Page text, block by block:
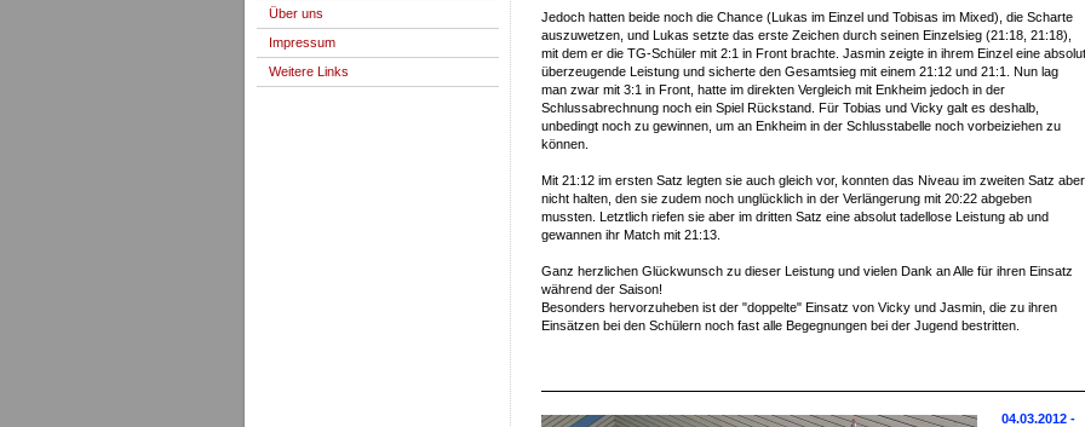
Über uns
Impressum
Weitere Links
Jedoch hatten beide noch die Chance (Lukas im Einzel und Tobisas im Mixed), die Scharte
auszuwetzen, und Lukas setzte das erste Zeichen durch seinen Einzelsieg (21:18, 21:18),
mit dem er die TG-Schüler mit 2:1 in Front brachte. Jasmin zeigte in ihrem Einzel eine absolut
überzeugende Leistung und sicherte den Gesamtsieg mit einem 21:12 und 21:1. Nun lag
man zwar mit 3:1 in Front, hatte im direkten Vergleich mit Enkheim jedoch in der
Schlussabrechnung noch ein Spiel Rückstand. Für Tobias und Vicky galt es deshalb,
unbedingt noch zu gewinnen, um an Enkheim in der Schlusstabelle noch vorbeiziehen zu
können.
Mit 21:12 im ersten Satz legten sie auch gleich vor, konnten das Niveau im zweiten Satz aber
nicht halten, den sie zudem noch unglücklich in der Verlängerung mit 20:22 abgeben
mussten. Letztlich riefen sie aber im dritten Satz eine absolut tadellose Leistung ab und
gewannen ihr Match mit 21:13.
Ganz herzlichen Glückwunsch zu dieser Leistung und vielen Dank an Alle für ihren Einsatz
während der Saison!
Besonders hervorzuheben ist der "doppelte" Einsatz von Vicky und Jasmin, die zu ihren
Einsätzen bei den Schülern noch fast alle Begegnungen bei der Jugend bestritten.
04.03.2012 -